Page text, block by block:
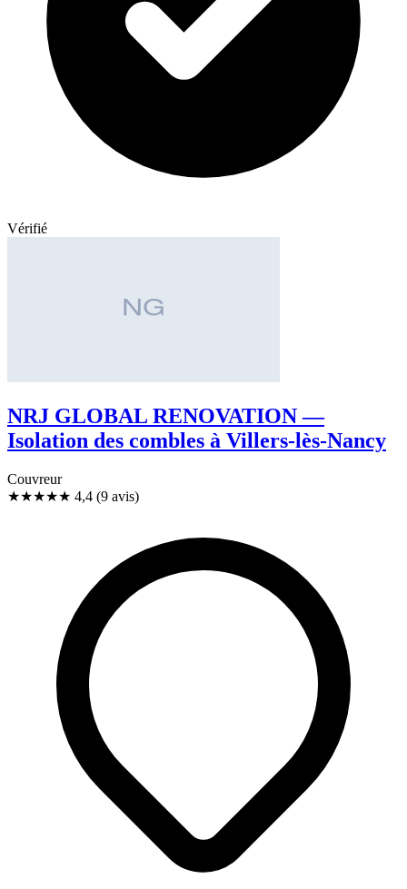
Vérifié
NRJ GLOBAL RENOVATION —
Isolation des combles à Villers-lès-Nancy
Couvreur
★★★★★ 4,4 (9 avis)